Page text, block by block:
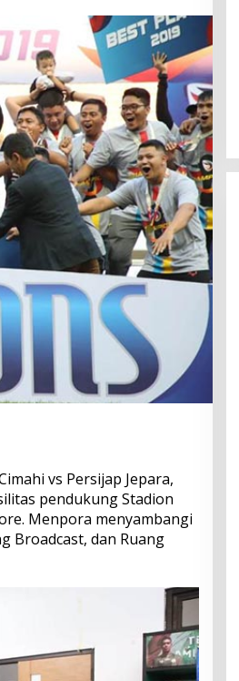
vs Persijap Jepara,
pendukung Stadion
Menpora menyambangi
Broadcast, dan Ruang